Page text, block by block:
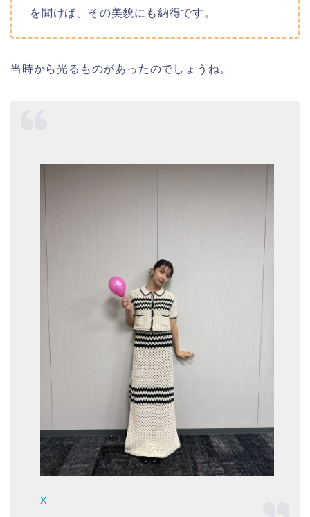
を聞けば、その美貌にも納得です。
当時から光るものがあったのでしょうね。
X